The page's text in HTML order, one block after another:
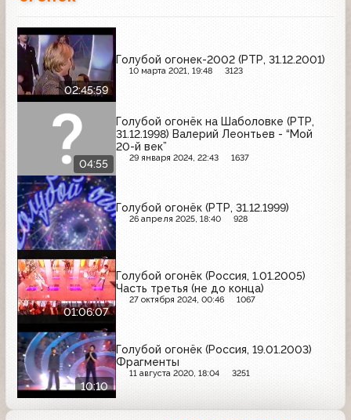
02:45:59
Голубой огонек-2002 (РТР, 31.12.2001)
10 марта 2021, 19:48 3123
04:55
Голубой огонёк на Шаболовке (РТР,
31.12.1998) Валерий Леонтьев - “Мой
20-й век”
29 января 2024, 22:43 1637
Голубой огонёк (РТР, 31.12.1999)
26 апреля 2025, 18:40 928
01:06:07
Голубой огонёк (Россия, 1.01.2005)
Часть третья (не до конца)
27 октября 2024, 00:46 1067
10:10
Голубой огонёк (Россия, 19.01.2003)
Фрагменты
11 августа 2020, 18:04 3251